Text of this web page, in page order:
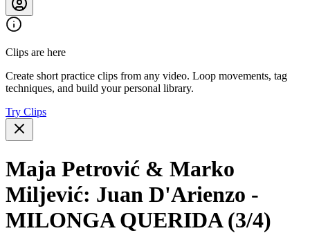
Clips are here
Create short practice clips from any video. Loop movements, tag
techniques, and build your personal library.
Try Clips
Maja Petrović & Marko
Miljević: Juan D'Arienzo -
MILONGA QUERIDA (3/4)